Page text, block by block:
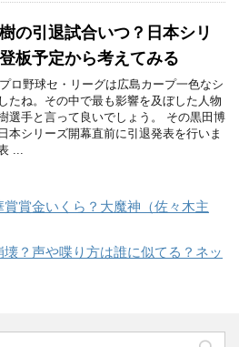
の引退試合いつ？日本シリ
板予定から考えてみる
ロ野球セ・リーグは広島カープ一色なシ
たね。その中で最も影響を及ぼした人物
選手と言って良いでしょう。 その黒田博
本シリーズ開幕直前に引退発表を行いま
...
賞金いくら？大魔神（佐々木主
？声や喋り方は誰に似てる？ネッ